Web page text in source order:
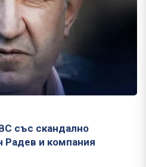
със скандално
и компания